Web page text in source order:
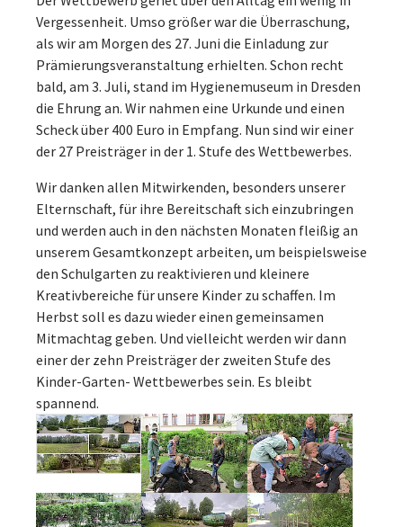
Vergessenheit. Umso größer war die Überraschung,
als wir am Morgen des 27. Juni die Einladung zur
Prämierungsveranstaltung erhielten. Schon recht
bald, am 3. Juli, stand im Hygienemuseum in Dresden
die Ehrung an. Wir nahmen eine Urkunde und einen
Scheck über 400 Euro in Empfang. Nun sind wir einer
der 27 Preisträger in der 1. Stufe des Wettbewerbes.
Wir danken allen Mitwirkenden, besonders unserer
Elternschaft, für ihre Bereitschaft sich einzubringen
und werden auch in den nächsten Monaten fleißig an
unserem Gesamtkonzept arbeiten, um beispielsweise
den Schulgarten zu reaktivieren und kleinere
Kreativbereiche für unsere Kinder zu schaffen. Im
Herbst soll es dazu wieder einen gemeinsamen
Mitmachtag geben. Und vielleicht werden wir dann
einer der zehn Preisträger der zweiten Stufe des
Kinder-Garten- Wettbewerbes sein. Es bleibt
spannend.